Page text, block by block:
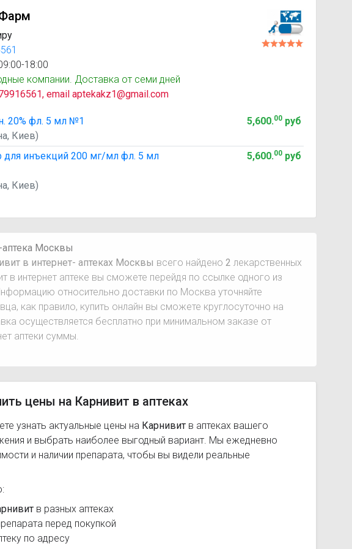
18:00
компании. Доставка от семи дней
email aptekakz1@gmail.com
20% фл. 5 мл №1
Киев)
5,600.00руб
инъекций 200 мг/мл фл. 5 мл
Киев)
5,600.00руб
аптека Москвы
в интернет- аптеках Москвы всего найдено 2 лекарственных
в интернет аптеке вы сможете перейдя по ссылке одного из
относительно доставки по Москва уточняйте
как правило, купить онлайн вы сможете круглосуточно на
осуществляется бесплатно при минимальном заказе от
аптеки суммы.
цены на Карнивит в аптеках
узнать актуальные цены на Карнивит в аптеках вашего
и выбрать наиболее выгодный вариант. Мы ежедневно
и наличии препарата, чтобы вы видели реальные
в разных аптеках
перед покупкой
по адресу